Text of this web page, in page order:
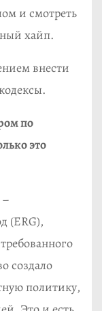
и смотреть
хайп.
внести
по
это
(ERG),
создало
политику,